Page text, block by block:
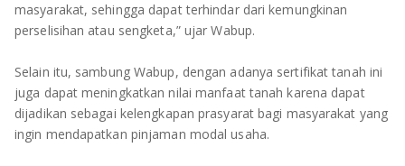
masyarakat, sehingga dapat terhindar dari kemungkinan
perselisihan atau sengketa,” ujar Wabup.
Selain itu, sambung Wabup, dengan adanya sertifikat tanah ini
juga dapat meningkatkan nilai manfaat tanah karena dapat
dijadikan sebagai kelengkapan prasyarat bagi masyarakat yang
ingin mendapatkan pinjaman modal usaha.